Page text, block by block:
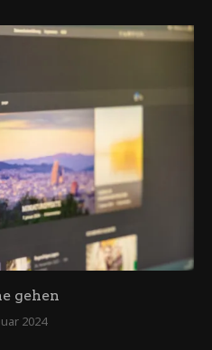
gehen
2024